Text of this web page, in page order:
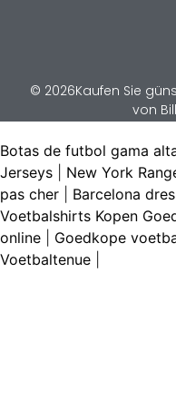
© 2026Kaufen Sie
von
Botas de futbol gama
Jerseys
New York
pas cher
Barcelona dres
Voetbalshirts Kopen
online
Goedkope
Voetbaltenue